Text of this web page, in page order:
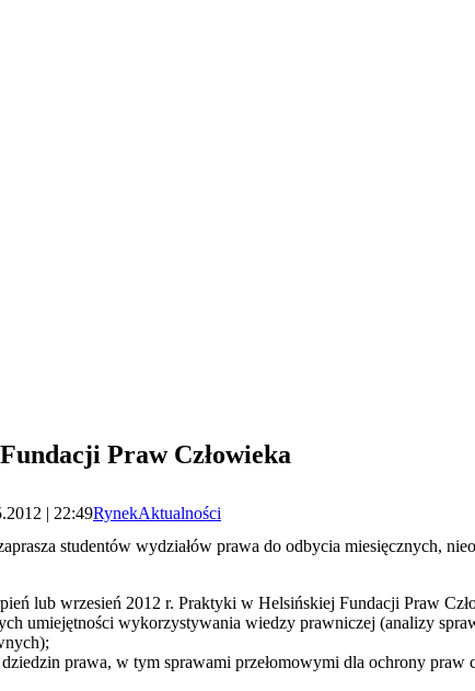
Praw Człowieka
| 22:49RynekAktualności
studentów wydziałów prawa do odbycia miesięcznych,
lub wrzesień 2012 r. Praktyki w Helsińskiej Fundacji Praw
umiejętności wykorzystywania wiedzy prawniczej (analizy
prawa, w tym sprawami przełomowymi dla ochrony praw